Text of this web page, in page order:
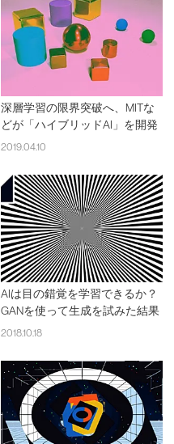
深層学習の限界突破へ、MITな
どが「ハイブリッドAI」を開発
2019.04.10
AIは目の錯覚を学習できるか？
GANを使って生成を試みた結果
2018.10.18